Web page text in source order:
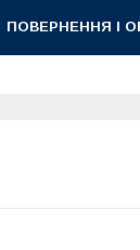
ПОВЕРНЕННЯ І